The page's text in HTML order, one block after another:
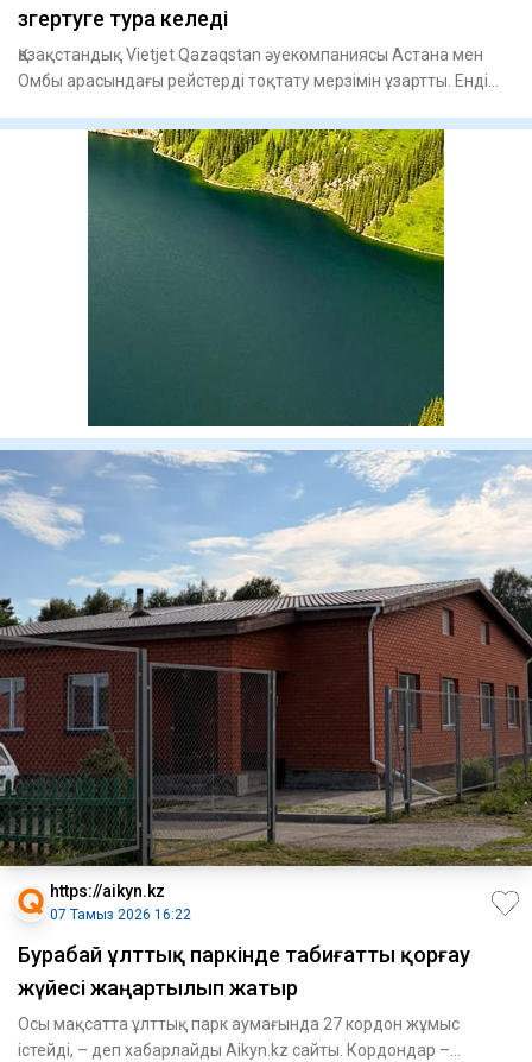
өзгертуге тура келеді
Қазақстандық Vietjet Qazaqstan әуекомпаниясы Астана мен
Омбы арасындағы рейстерді тоқтату мерзімін ұзартты. Енді
https://aikyn.kz
07 Тамыз 2026 16:22
Бурабай ұлттық паркінде табиғатты қорғау
жүйесі жаңартылып жатыр
Осы мақсатта ұлттық парк аумағында 27 кордон жұмыс
істейді, – деп хабарлайды Aikyn.kz сайты. Кордондар –